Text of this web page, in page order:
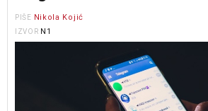
PIŠE Nikola Kojić
IZVOR N1